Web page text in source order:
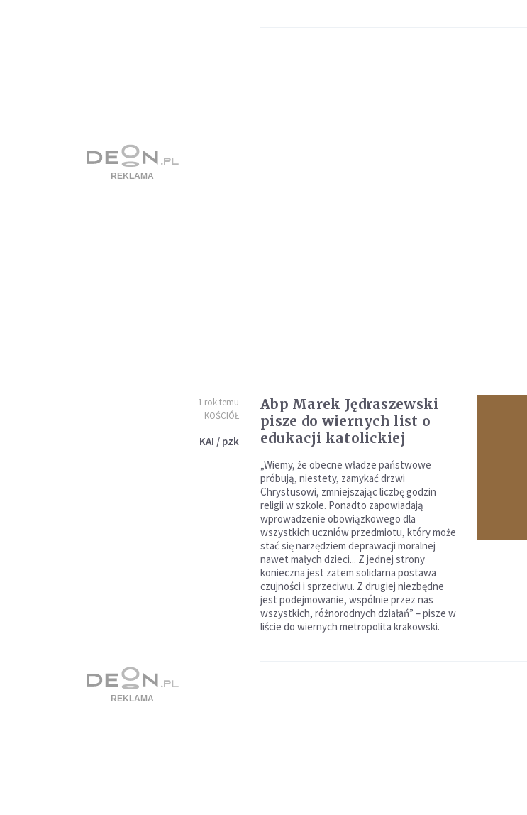
1 rok temu
KOŚCIÓŁ
KAI / pzk
Abp Marek Jędraszewski
pisze do wiernych list o
edukacji katolickiej
„Wiemy, że obecne władze państwowe
próbują, niestety, zamykać drzwi
Chrystusowi, zmniejszając liczbę godzin
religii w szkole. Ponadto zapowiadają
wprowadzenie obowiązkowego dla
wszystkich uczniów przedmiotu, który może
stać się narzędziem deprawacji moralnej
nawet małych dzieci... Z jednej strony
konieczna jest zatem solidarna postawa
czujności i sprzeciwu. Z drugiej niezbędne
jest podejmowanie, wspólnie przez nas
wszystkich, różnorodnych działań” – pisze w
liście do wiernych metropolita krakowski.